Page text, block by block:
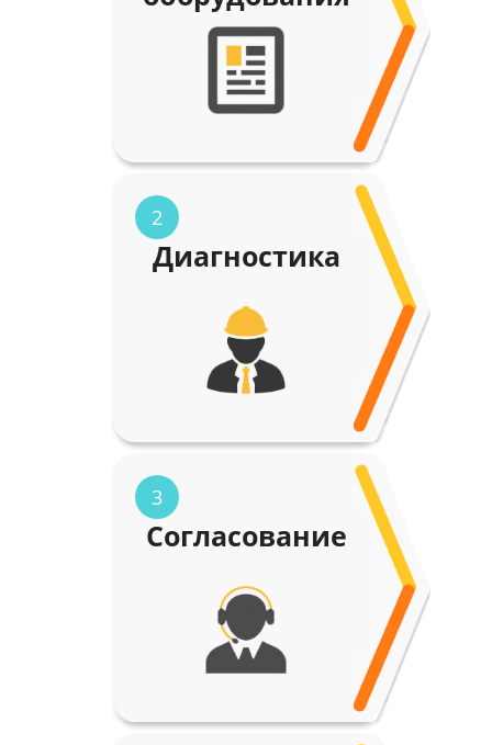
2
Диагностика
3
Согласование